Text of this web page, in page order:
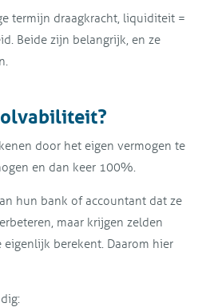
termijn draagkracht, liquiditeit =
Beide zijn belangrijk, en ze
door het eigen vermogen te
en dan keer 100%.
hun bank of accountant dat ze
maar krijgen zelden
berekent. Daarom hier